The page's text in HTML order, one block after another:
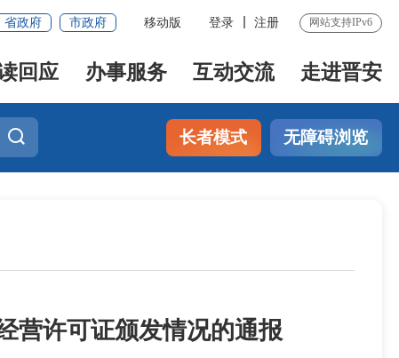
省政府 市政府 移动版 登录 注册 网站支持IPv6
回应 办事服务 互动交流 走进晋安
长者模式 无障碍浏览
营许可证颁发情况的通报